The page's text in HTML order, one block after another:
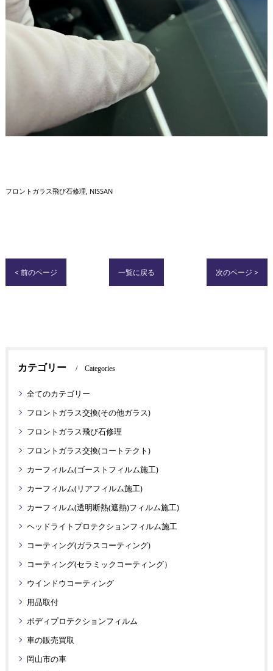
フロントガラス飛び石修理 NISSAN
< 前のページ 一覧に戻る 次のページ >
カテゴリー Categories
全てのカテゴリー
フロントガラス交換(その他ガラス)
フロントガラス飛び石修理
フロントガラス交換(コートテクト)
カーフィルム(ゴーストフィルム施工)
カーフィルム(リアフィルム施工)
カーフィルム(透明断熱(遮熱)フィルム施工)
ヘッドライトプロテクションフィルム施工
コーティング(ガラスコーティング)
コーティング(セラミックコーティング）
ウインドウコーティング
用品取付
ボディプロテクションフィルム
車の販売買取
岡山市の車